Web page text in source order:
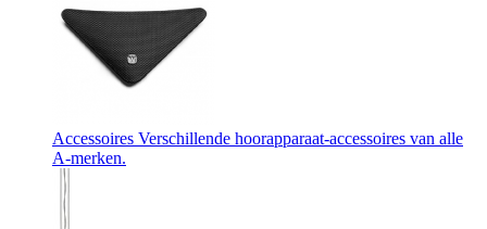
Accessoires Verschillende hoorapparaat-accessoires van alle
A-merken.